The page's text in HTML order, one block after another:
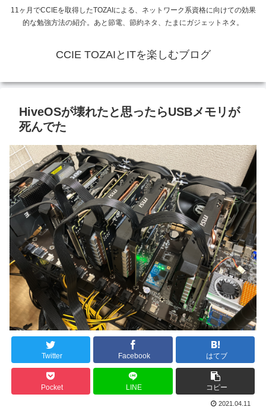
11ヶ月でCCIEを取得したTOZAIによる、ネットワーク系資格に向けての効果
的な勉強方法の紹介。あと節電、節約ネタ、たまにガジェットネタ。
CCIE TOZAIとITを楽しむブログ
HiveOSが壊れたと思ったらUSBメモリが
死んでた
Twitter Facebook はてブ
Pocket LINE コピー
2021.04.11